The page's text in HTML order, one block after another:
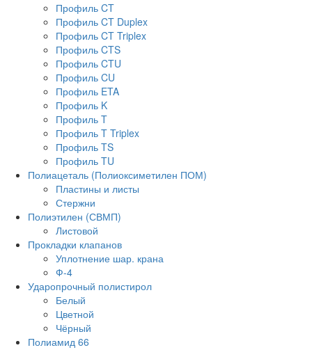
Профиль CT
Профиль CT Duplex
Профиль CT Triplex
Профиль CTS
Профиль CTU
Профиль CU
Профиль ETA
Профиль K
Профиль T
Профиль T Triplex
Профиль TS
Профиль TU
Полиацеталь (Полиоксиметилен ПОМ)
Пластины и листы
Стержни
Полиэтилен (СВМП)
Листовой
Прокладки клапанов
Уплотнение шар. крана
Ф-4
Ударопрочный полистирол
Белый
Цветной
Чёрный
Полиамид 66